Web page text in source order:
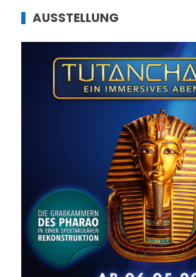
AUSSTELLUNG